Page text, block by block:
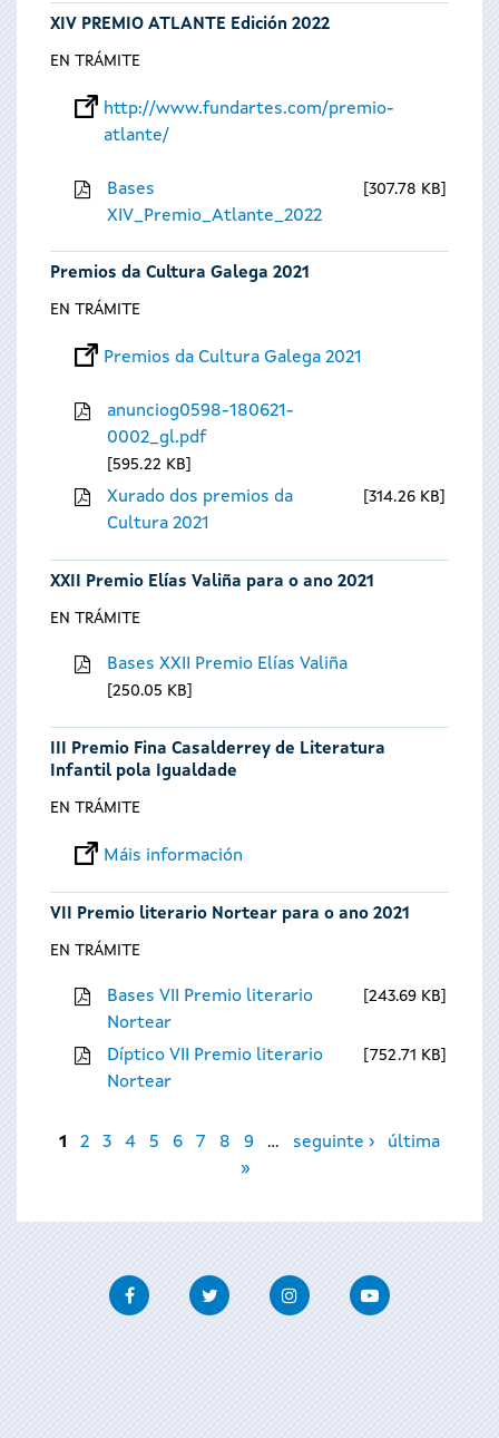
XIV PREMIO ATLANTE Edición 2022
EN TRÁMITE
http://www.fundartes.com/premio-
atlante/
Bases
XIV_Premio_Atlante_2022
307.78 KB
Premios da Cultura Galega 2021
EN TRÁMITE
Premios da Cultura Galega 2021
anunciog0598-180621-
0002_gl.pdf
595.22 KB
Xurado dos premios da
Cultura 2021
314.26 KB
XXII Premio Elías Valiña para o ano 2021
EN TRÁMITE
Bases XXII Premio Elías Valiña
250.05 KB
III Premio Fina Casalderrey de Literatura
Infantil pola Igualdade
EN TRÁMITE
Máis información
VII Premio literario Nortear para o ano 2021
EN TRÁMITE
Bases VII Premio literario
Nortear
243.69 KB
Díptico VII Premio literario
Nortear
752.71 KB
Páxinas
1 2 3 4 5 6 7 8 9 … seguinte ›
última
»
FacebookTwitter InstagramYoutube